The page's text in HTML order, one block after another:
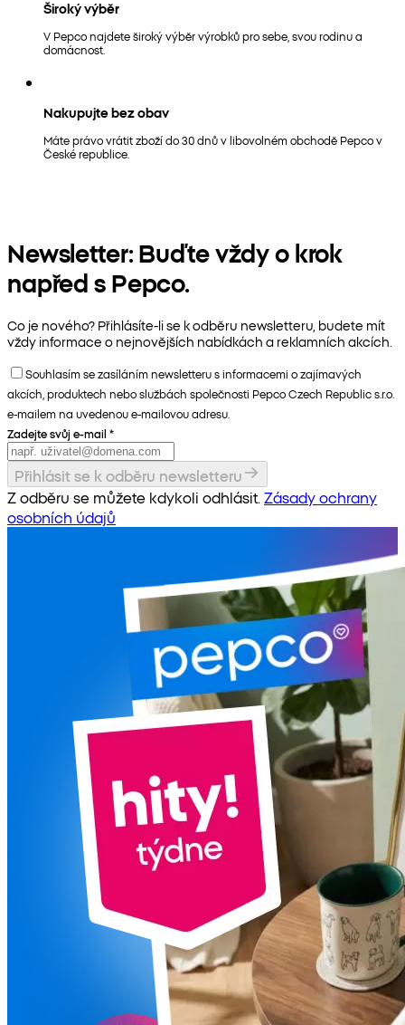
Široký výběr
V Pepco najdete široký výběr výrobků pro sebe, svou rodinu a
domácnost.
Nakupujte bez obav
Máte právo vrátit zboží do 30 dnů v libovolném obchodě Pepco v
České republice.
Newsletter: Buďte vždy o krok
napřed s Pepco.
Co je nového? Přihlásíte-li se k odběru newsletteru, budete mít
vždy informace o nejnovějších nabídkách a reklamních akcích.
Souhlasím se zasíláním newsletteru s informacemi o zajímavých
akcích, produktech nebo službách společnosti Pepco Czech Republic s.r.o.
e-mailem na uvedenou e-mailovou adresu.
Zadejte svůj e-mail *
Přihlásit se k odběru newsletteru
Z odběru se můžete kdykoli odhlásit. Zásady ochrany
osobních údajů